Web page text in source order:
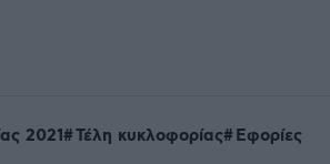
2021 Τέλη κυκλοφορίας Εφορίες